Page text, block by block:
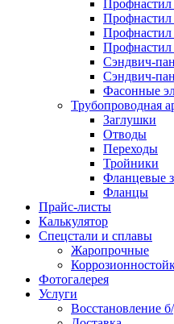
Профнастил
Сэндвич-
Сэндвич-
Фасонные
Трубопроводная
Заглушки
Отводы
Переходы
Тройники
Фланцевые
Фланцы
Прайс-листы
Калькулятор
Спецстали и сплавы
Жаропрочные
Фотогалерея
Услуги
Восстановление